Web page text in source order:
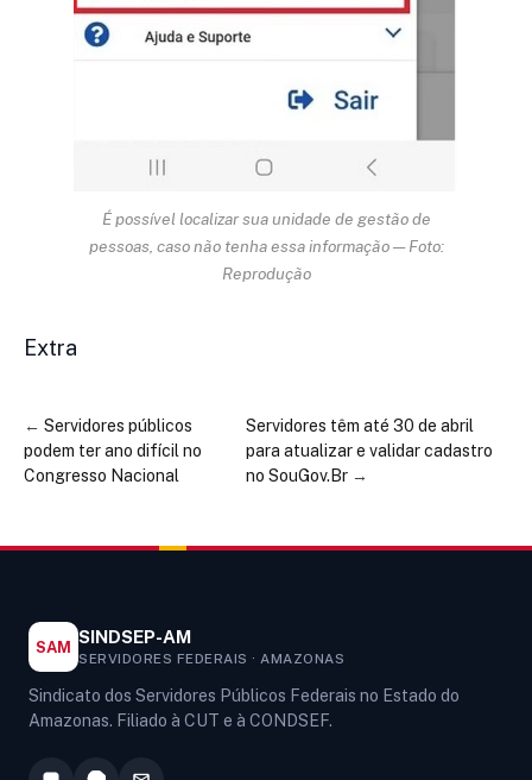
É possível localizar sua unidade de gestão de
pessoas, caso não tenha essa informação — Foto:
Reprodução
Extra
← Servidores públicos
podem ter ano difícil no
Congresso Nacional
Servidores têm até 30 de abril
para atualizar e validar cadastro
no SouGov.Br→
SAM SINDSEP-AM
SERVIDORES FEDERAIS · AMAZONAS
Sindicato dos Servidores Públicos Federais no Estado do
Amazonas. Filiado à CUT e à CONDSEF.